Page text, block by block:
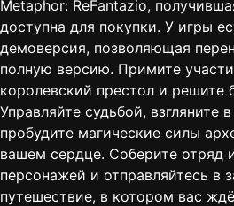
Metaphor: ReFantazio,
доступна для покупки. У игры
демоверсия, позволяющая
полную версию. Примите
королевский престол и решите
Управляйте судьбой, взгляните
пробудите магические силы
вашем сердце. Соберите отряд
персонажей и отправляйтесь в
путешествие, в котором вас